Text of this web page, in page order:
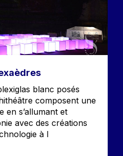
blanc posés
composent une
en s’allumant et
avec des créations
à l